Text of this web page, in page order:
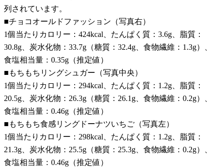
列されています。
■チョコオールドファッション（写真右）
1個当たりカロリー：424kcal、たんぱく質：3.6g、脂質：
30.8g、炭水化物：33.7g（糖質：32.4g、食物繊維：1.3g）、
食塩相当量：0.35g（推定値）
■もちもちリングシュガー（写真中央）
1個当たりカロリー：294kcal、たんぱく質：1.2g、脂質：
20.5g、炭水化物：26.3g（糖質：26.1g、食物繊維：0.2g）、
食塩相当量：0.46g（推定値）
■もちもち食感リングドーナツいちご（写真左）
1個当たりカロリー：298kcal、たんぱく質：1.2g、脂質：
21.3g、炭水化物：25.5g（糖質：25.3g、食物繊維：0.2g）、
食塩相当量：0.46g（推定値）